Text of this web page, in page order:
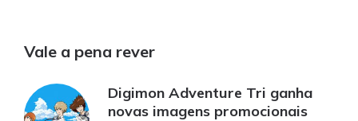
Vale a pena rever
Digimon Adventure Tri ganha
novas imagens promocionais